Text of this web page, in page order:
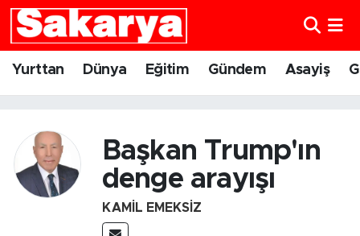
Yurttan Dünya Eğitim Gündem Asayiş
Başkan Trump'ın
denge arayışı
KAMIL EMEKSIZ
Yurttan
Eğitim
Gündem
Eskişehirspor
Eskişehir Nöbetçi Eczaneler
Eskişehir Namaz Vakitleri
Eskişehir Trafik Yoğunluk Haritası
Süper Lig Puan Durumu ve Fikstür